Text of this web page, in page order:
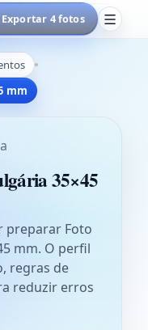
Exportar 4 fotos
mm
35×45
preparar Foto
mm. O perfil
regras de
reduzir erros